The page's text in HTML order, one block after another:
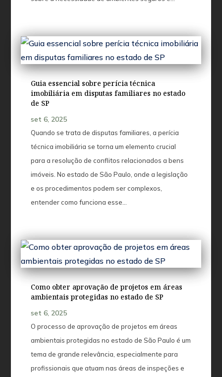
Guia essencial sobre perícia técnica
imobiliária em disputas familiares no estado
de SP
set 6, 2025
Quando se trata de disputas familiares, a perícia
técnica imobiliária se torna um elemento crucial
para a resolução de conflitos relacionados a bens
imóveis. No estado de São Paulo, onde a legislação
e os procedimentos podem ser complexos,
entender como funciona esse…
Como obter aprovação de projetos em áreas
ambientais protegidas no estado de SP
set 6, 2025
O processo de aprovação de projetos em áreas
ambientais protegidas no estado de São Paulo é um
tema de grande relevância, especialmente para
profissionais que atuam nas áreas de inspeções e